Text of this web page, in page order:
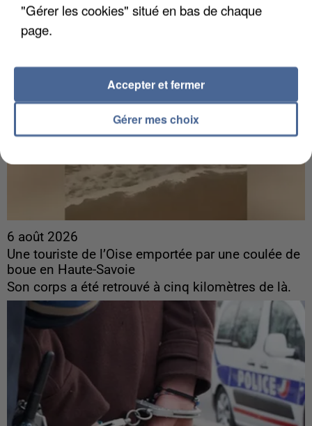
6 août 2026
Une touriste de l’Oise emportée par une coulée de
boue en Haute-Savoie
Son corps a été retrouvé à cinq kilomètres de là.
"Gérer les cookies" situé en bas de chaque
page.
Gérer mes choix
Accepter et fermer